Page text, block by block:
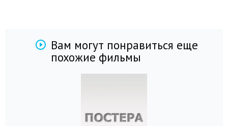
Вам могут понравиться еще
похожие фильмы